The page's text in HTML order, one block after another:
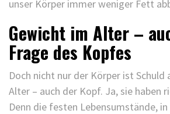
unser Körper immer weniger Fett
Gewicht im Alter –
Frage des Kopfes
Doch nicht nur der Körper ist Schuld
Alter – auch der Kopf. Ja, sie haben
Denn die festen Lebensumstände,